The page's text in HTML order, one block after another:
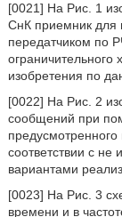
[0021] На Рис. 1
СнК приемник для
передатчиком по
ограничительного
изобретения по
[0022] На Рис. 2
сообщений при
соответствии с
вариантами
[0023] На Рис. 3
времени и в